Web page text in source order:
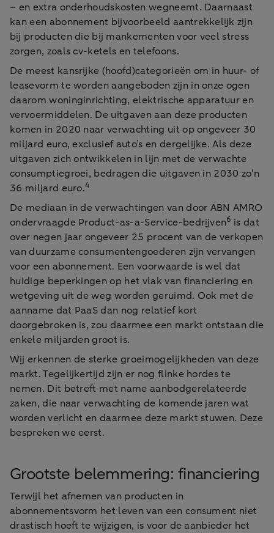
– en extra onderhoudskosten wegneemt. Daarnaast
kan een abonnement bijvoorbeeld aantrekkelijk zijn
bij producten die bij mankementen voor veel stress
zorgen, zoals cv-ketels en telefoons.
De meest kansrijke (hoofd)categorieën om in huur- of
leasevorm te worden aangeboden zijn in onze ogen
daarom woninginrichting, elektrische apparatuur en
vervoermiddelen. De uitgaven aan deze producten
komen in 2020 naar verwachting uit op ongeveer 30
miljard euro, exclusief auto’s en dergelijke. Als deze
uitgaven zich ontwikkelen in lijn met de verwachte
consumptiegroei, bedragen die uitgaven in 2030 zo’n
36 miljard euro.4
De mediaan in de verwachtingen van door ABN AMRO
ondervraagde Product-as-a-Service-bedrijven6 is dat
over negen jaar ongeveer 25 procent van de verkopen
van duurzame consumentengoederen zijn vervangen
voor een abonnement. Een voorwaarde is wel dat
huidige beperkingen op het vlak van financiering en
wetgeving uit de weg worden geruimd. Ook met de
aanname dat PaaS dan nog relatief kort
doorgebroken is, zou daarmee een markt ontstaan die
enkele miljarden groot is.
Wij erkennen de sterke groeimogelijkheden van deze
markt. Tegelijkertijd zijn er nog flinke hordes te
nemen. Dit betreft met name aanbodgerelateerde
zaken, die naar verwachting de komende jaren wat
worden verlicht en daarmee deze markt stuwen. Deze
bespreken we eerst.
Grootste belemmering: financiering
Terwijl het afnemen van producten in
abonnementsvorm het leven van een consument niet
drastisch hoeft te wijzigen, is voor de aanbieder het